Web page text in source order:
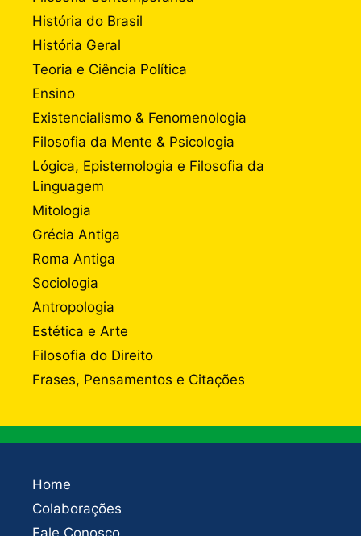
História do Brasil
História Geral
Teoria e Ciência Política
Ensino
Existencialismo & Fenomenologia
Filosofia da Mente & Psicologia
Lógica, Epistemologia e Filosofia da
Linguagem
Mitologia
Grécia Antiga
Roma Antiga
Sociologia
Antropologia
Estética e Arte
Filosofia do Direito
Frases, Pensamentos e Citações
Home
Colaborações
Fale Conosco